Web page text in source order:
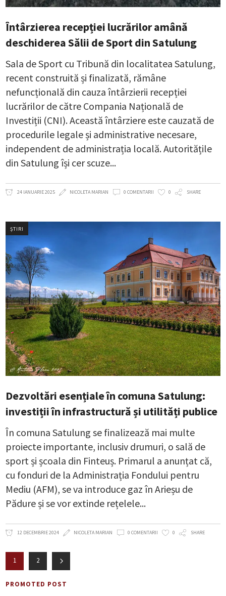
Întârzierea recepției lucrărilor amână
deschiderea Sălii de Sport din Satulung
Sala de Sport cu Tribună din localitatea Satulung,
recent construită și finalizată, rămâne
nefuncțională din cauza întârzierii recepției
lucrărilor de către Compania Națională de
Investiții (CNI). Această întârziere este cauzată de
procedurile legale și administrative necesare,
independent de administrația locală. Autoritățile
din Satulung își cer scuze
24 IANUARIE 2025 NICOLETA MARIAN 0 COMENTARII 0 SHARE
ȘTIRI
Dezvoltări esențiale în comuna Satulung:
investiții în infrastructură și utilități publice
În comuna Satulung se finalizează mai multe
proiecte importante, inclusiv drumuri, o sală de
sport și școala din Finteuș. Primarul a anunțat că,
cu fonduri de la Administrația Fondului pentru
Mediu (AFM), se va introduce gaz în Arieșu de
Pădure și se vor extinde rețelele
12 DECEMBRIE 2024 NICOLETA MARIAN 0 COMENTARII 0 SHARE
1 2
PROMOTED POST